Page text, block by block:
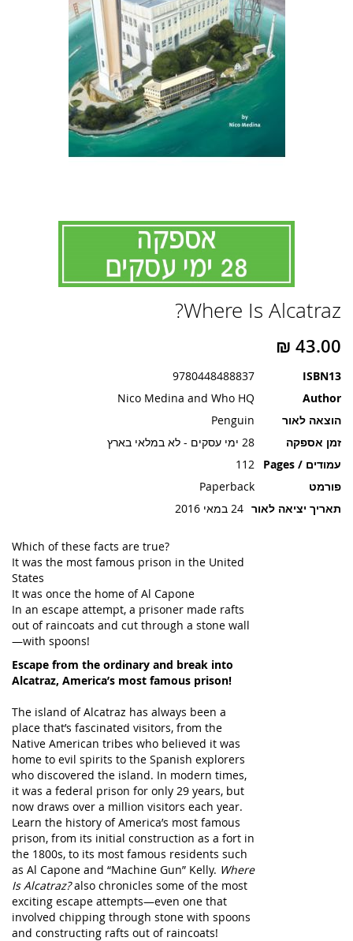
Where Is Alcatraz?
ISBN13
9780448488837
Author
Nico Medina and Who HQ
הוצאה לאור
Penguin
זמן אספקה
28 ימי עסקים - לא במלאי בארץ
עמודים / Pages
112
פורמט
Paperback
תאריך יציאה לאור 24 במאי 2016
Which of these facts are true?
It was the most famous prison in the United
States
It was once the home of Al Capone
In an escape attempt, a prisoner made rafts
out of raincoats and cut through a stone wall
—with spoons!
Escape from the ordinary and break into
Alcatraz, America’s most famous prison!
The island of Alcatraz has always been a
place that’s fascinated visitors, from the
Native American tribes who believed it was
home to evil spirits to the Spanish explorers
who discovered the island. In modern times,
it was a federal prison for only 29 years, but
now draws over a million visitors each year.
Learn the history of America’s most famous
prison, from its initial construction as a fort in
the 1800s, to its most famous residents such
as Al Capone and “Machine Gun” Kelly. Where
Is Alcatraz?also chronicles some of the most
exciting escape attempts—even one that
involved chipping through stone with spoons
and constructing rafts out of raincoats!
להתחלה
גלריית
תמונות